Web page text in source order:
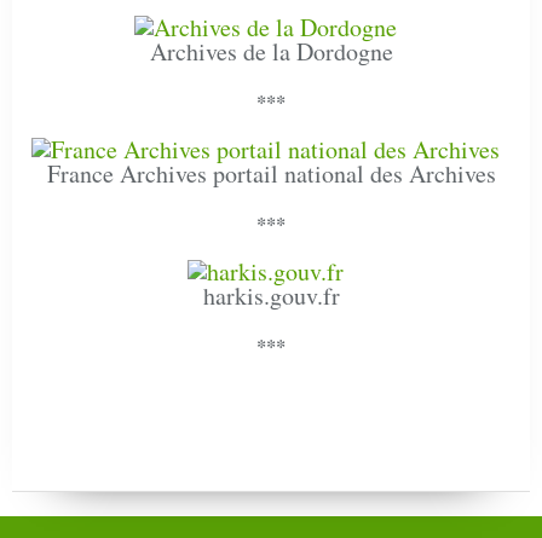
Archives de la Dordogne
***
France Archives portail national des Archives
***
harkis.gouv.fr
***